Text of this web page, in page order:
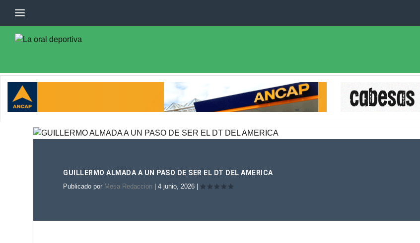
GUILLERMO ALMADA A UN PASO DE SER EL DT DEL AMERICA
Publicado por Mesa Redaccion |4 junio, 2026